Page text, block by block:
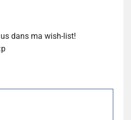
dans ma wish-list!